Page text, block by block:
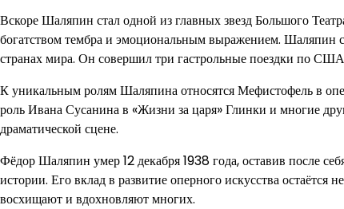
Вскоре Шаляпин стал одной из главных звезд Большого
богатством тембра и эмоциональным выражением. Шаляпин
странах мира. Он совершил три гастрольные поездки по
К уникальным ролям Шаляпина относятся Мефистофель в
роль Ивана Сусанина в «Жизни за царя» Глинки и многие
драматической сцене.
Фёдор Шаляпин умер 12 декабря 1938 года, оставив после
истории. Его вклад в развитие оперного искусства
восхищают и вдохновляют многих.